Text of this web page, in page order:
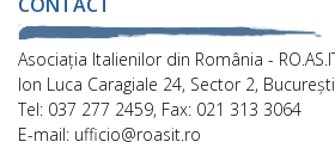
CONTACT
Asociaţia Italienilor din România -
Ion Luca Caragiale 24, Sector 2, București
Tel: 037 277 2459, Fax: 021 313 3064
E-mail: ufficio@roasit.ro